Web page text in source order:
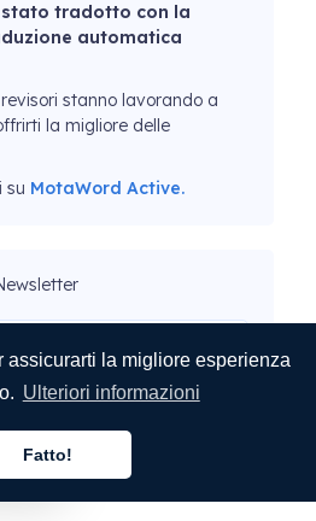
assicurarti la migliore esperienza
Ulteriori informazioni
Fatto!
tradotto con la
automatica
stanno lavorando a
la migliore delle
su MotaWord Active.